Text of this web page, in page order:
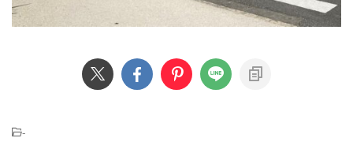
-